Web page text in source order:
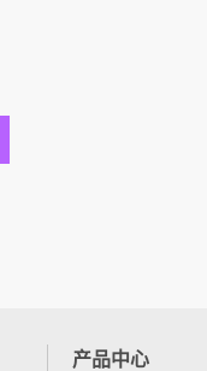
产品中心